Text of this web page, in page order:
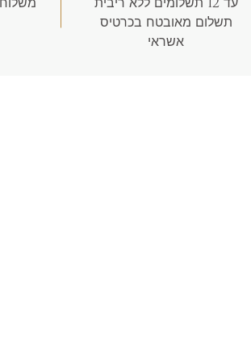
תשלום מאובטח בכרטיס
אשראי